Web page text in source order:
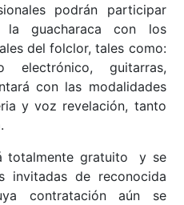
podrán participar
guacharaca con los
del folclor, tales como:
electrónico, guitarras,
con las modalidades
y voz revelación, tanto
totalmente gratuito y se
invitadas de reconocida
contratación aún se